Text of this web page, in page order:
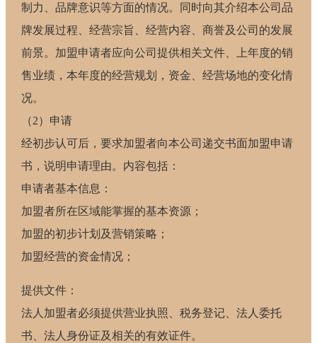
制力、品牌意识等方面的情况。同时向其介绍本公司品
牌发展过程、经营宗旨、经营内容、商誉及公司的发展
前景。加盟申请者应向公司提供相关文件、上年度的销
售业绩，本年度的经营规划，资金、经营场地的变化情
况。
（2）申请
经初步认可后，要求加盟者向本公司递交书面加盟申请
书，说明申请理由。内容包括：
申请者基本信息：
加盟者所在区域能掌握的基本资源；
加盟的初步计划及营销策略；
加盟经营的资金情况；
提供文件：
法人加盟者必须提供营业执照、税务登记、法人委托
书、法人身份证及相关的有效证件。